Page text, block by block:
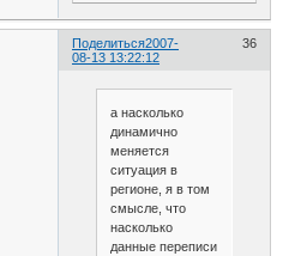
Поделиться 36
2007-
08-13 13:22:12
а насколько
динамично
меняется
ситуация в
регионе, я в том
смысле, что
насколько
данные переписи